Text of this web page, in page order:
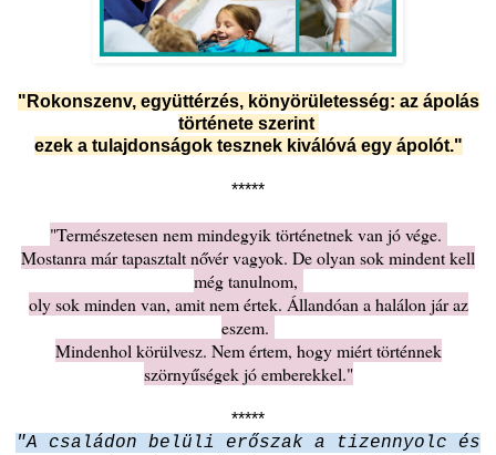
"Rokonszenv, együttérzés, könyörületesség: az ápolás
története szerint
ezek a tulajdonságok tesznek kiválóvá egy ápolót."
*****
"Természetesen nem mindegyik történetnek van jó vége.
Mostanra már tapasztalt nővér vagyok. De olyan sok mindent kell
még tanulnom,
oly sok minden van, amit nem értek. Állandóan a halálon jár az
eszem.
Mindenhol körülvesz. Nem értem, hogy miért történnek
szörnyűségek jó emberekkel."
*****
"A családon belüli erőszak a tizennyolc és